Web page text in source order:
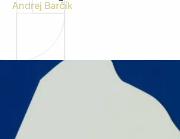
Andrej Barčík